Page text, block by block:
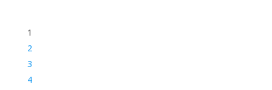
1
2
3
4